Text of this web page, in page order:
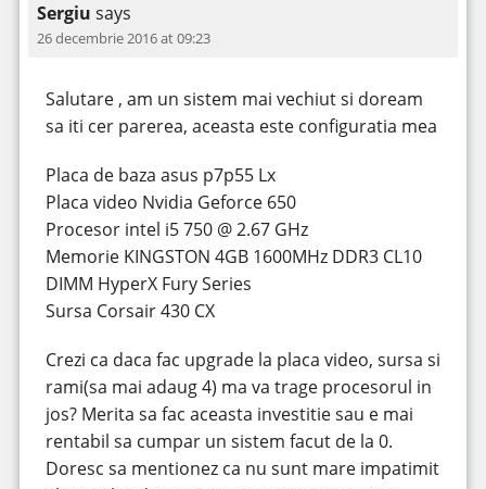
Sergiu says
26 decembrie 2016 at 09:23
Salutare , am un sistem mai vechiut si doream
sa iti cer parerea, aceasta este configuratia mea
Placa de baza asus p7p55 Lx
Placa video Nvidia Geforce 650
Procesor intel i5 750 @ 2.67 GHz
Memorie KINGSTON 4GB 1600MHz DDR3 CL10
DIMM HyperX Fury Series
Sursa Corsair 430 CX
Crezi ca daca fac upgrade la placa video, sursa si
rami(sa mai adaug 4) ma va trage procesorul in
jos? Merita sa fac aceasta investitie sau e mai
rentabil sa cumpar un sistem facut de la 0.
Doresc sa mentionez ca nu sunt mare impatimit